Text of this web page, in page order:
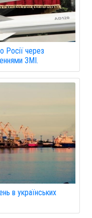
Росії через
ЗМІ.
в українських